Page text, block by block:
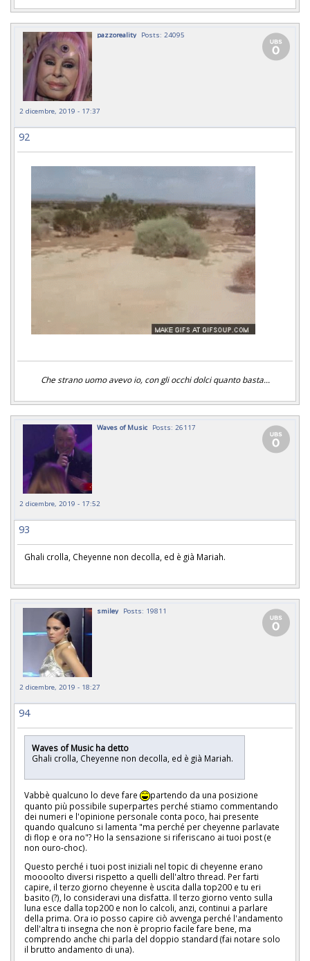
pazzoreality Posts: 24095
2 dicembre, 2019 - 17:37
92
Che strano uomo avevo io, con gli occhi dolci quanto basta...
Waves of Music Posts: 26117
2 dicembre, 2019 - 17:52
93
Ghali crolla, Cheyenne non decolla, ed è già Mariah.
smiley Posts: 19811
2 dicembre, 2019 - 18:27
94
Waves of Music ha detto
Ghali crolla, Cheyenne non decolla, ed è già Mariah.
Vabbè qualcuno lo deve fare
partendo da una posizione
quanto più possibile superpartes perché stiamo commentando
dei numeri e l'opinione personale conta poco, hai presente
quando qualcuno si lamenta "ma perché per cheyenne parlavate
di flop e ora no"? Ho la sensazione si riferiscano ai tuoi post (e
non ouro-choc).
Questo perché i tuoi post iniziali nel topic di cheyenne erano
moooolto diversi rispetto a quelli dell'altro thread. Per farti
capire, il terzo giorno cheyenne è uscita dalla top200 e tu eri
basito (?), lo consideravi una disfatta. Il terzo giorno vento sulla
luna esce dalla top200 e non lo calcoli, anzi, continui a parlare
della prima. Ora io posso capire ciò avvenga perché l'andamento
dell'altra ti insegna che non è proprio facile fare bene, ma
comprendo anche chi parla del doppio standard (fai notare solo
il brutto andamento di una).